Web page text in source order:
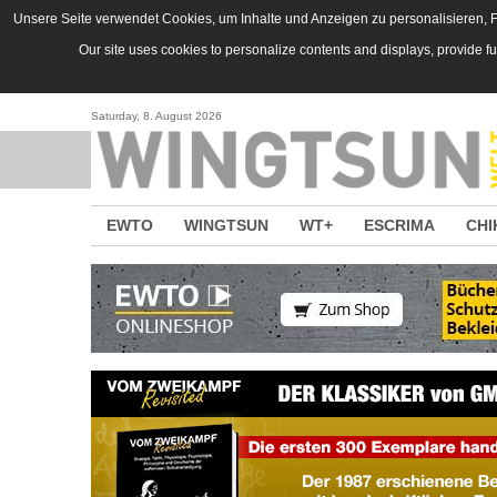
Direkt zum Inhalt
Unsere Seite verwendet Cookies, um Inhalte und Anzeigen zu
Our site uses cookies to personalize contents and displays, provide
Saturday, 8. August 2026
EWTO WINGTSUN WT+ ESCRIMA